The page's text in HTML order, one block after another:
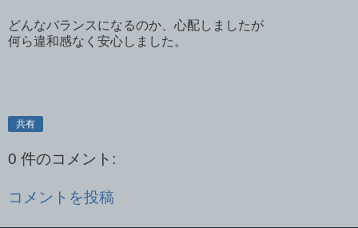
どんなバランスになるのか、心配しましたが
何ら違和感なく安心しました。
共有
0 件のコメント:
コメントを投稿